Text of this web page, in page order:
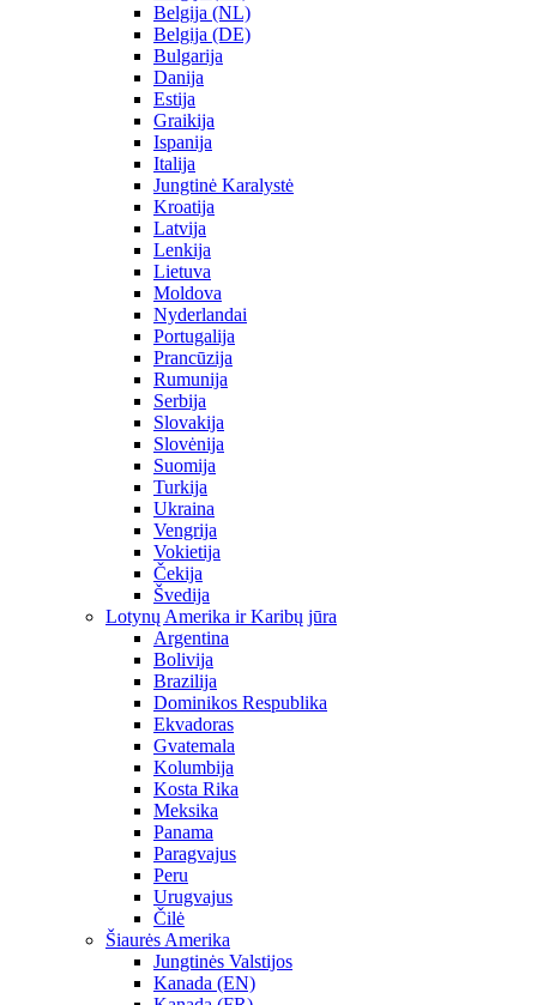
Belgija (NL)
Belgija (DE)
Bulgarija
Danija
Estija
Graikija
Ispanija
Italija
Jungtinė Karalystė
Kroatija
Latvija
Lenkija
Lietuva
Moldova
Nyderlandai
Portugalija
Prancūzija
Rumunija
Serbija
Slovakija
Slovėnija
Suomija
Turkija
Ukraina
Vengrija
Vokietija
Čekija
Švedija
Lotynų Amerika ir Karibų jūra
Argentina
Bolivija
Brazilija
Dominikos Respublika
Ekvadoras
Gvatemala
Kolumbija
Kosta Rika
Meksika
Panama
Paragvajus
Peru
Urugvajus
Čilė
Šiaurės Amerika
Jungtinės Valstijos
Kanada (EN)